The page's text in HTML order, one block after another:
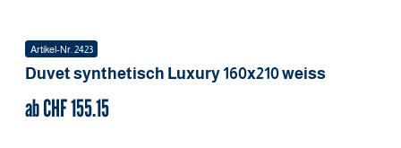
Artikel-Nr. 2423
Duvet synthetisch Luxury160x210weiss
ab CHF155.15